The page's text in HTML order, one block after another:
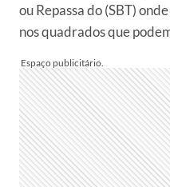
ou Repassa do (SBT)
nos quadrados que